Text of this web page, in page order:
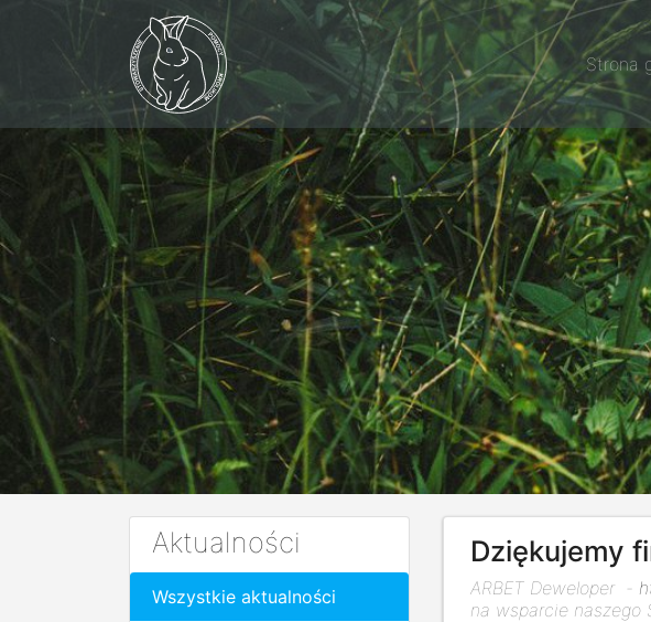
Strona
Aktualności
Wszystkie aktualności
Dziękujemy
ARBET Deweloper -
na wsparcie naszego